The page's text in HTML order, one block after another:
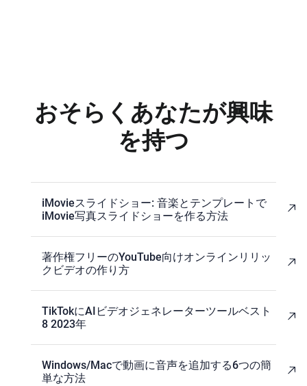
おそらくあなたが興味
を持つ
iMovieスライドショー: 音楽とテンプレートで
iMovie写真スライドショーを作る方法
著作権フリーのYouTube向けオンラインリリッ
クビデオの作り方
TikTokにAIビデオジェネレーターツールベスト
8 2023年
Windows/Macで動画に音声を追加する6つの簡
単な方法